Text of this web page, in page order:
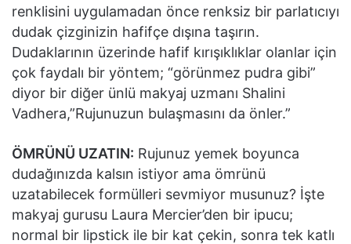
renklisini uygulamadan önce renksiz bir parlatıcıyı
dudak çizginizin hafifçe dışına taşırın.
Dudaklarının üzerinde hafif kırışıklıklar olanlar için
çok faydalı bir yöntem; “görünmez pudra gibi”
diyor bir diğer ünlü makyaj uzmanı Shalini
Vadhera,”Rujunuzun bulaşmasını da önler.”
ÖMRÜNÜ UZATIN: Rujunuz yemek boyunca
dudağınızda kalsın istiyor ama ömrünü
uzatabilecek formülleri sevmiyor musunuz? İşte
makyaj gurusu Laura Mercier’den bir ipucu;
normal bir lipstick ile bir kat çekin, sonra tek katlı